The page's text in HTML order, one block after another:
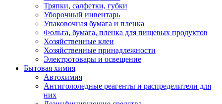
Тряпки, салфетки, губки
Уборочный инвентарь
Упаковочная бумага и пленка
Фольга, бумага, пленка для пищевых продуктов
Хозяйственные клеи
Хозяйственные принадлежности
Электротовары и освещение
Бытовая химия
Автохимия
Антигололедные реагенты и распределители для
них